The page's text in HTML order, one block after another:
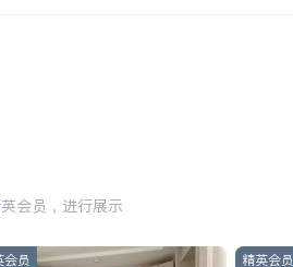
会员，进行展示
会员 精英会员